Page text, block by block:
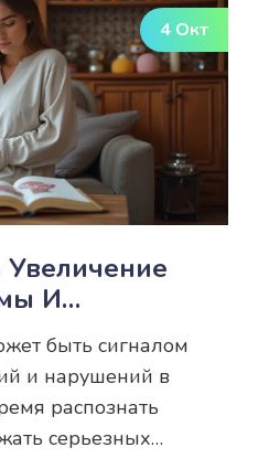
4 Окт
И
быть сигналом
и нарушений в
распознать
серьезных